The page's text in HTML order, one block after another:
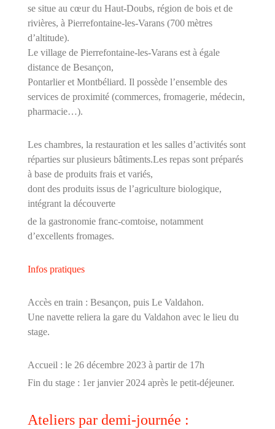
se situe au cœur du Haut-Doubs, région de bois et de
rivières, à Pierrefontaine-les-Varans (700 mètres
d’altitude).
Le village de Pierrefontaine-les-Varans est à égale
distance de Besançon,
Pontarlier et Montbéliard. Il possède l’ensemble des
services de proximité (commerces, fromagerie, médecin,
pharmacie…).
Les chambres, la restauration et les salles d’activités sont
réparties sur plusieurs bâtiments.Les repas sont préparés
à base de produits frais et variés,
dont des produits issus de l’agriculture biologique,
intégrant la découverte
de la gastronomie franc-comtoise, notamment
d’excellents fromages.
Infos pratiques
Accès en train : Besançon, puis Le Valdahon.
Une navette reliera la gare du Valdahon avec le lieu du
stage.
Accueil : le 26 décembre 2023 à partir de 17h
Fin du stage : 1er janvier 2024 après le petit-déjeuner.
Ateliers par demi-journée :